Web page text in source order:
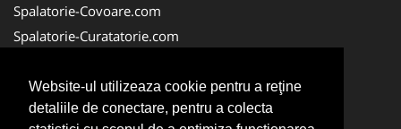
Website-ul utilizeaza cookie pentru a reţine
detaliile de conectare, pentru a colecta
Spalatorie-Covoare.com
Spalatorie-Curatatorie.com
FirmaDeratizare.ro
Service-Reparatii.com